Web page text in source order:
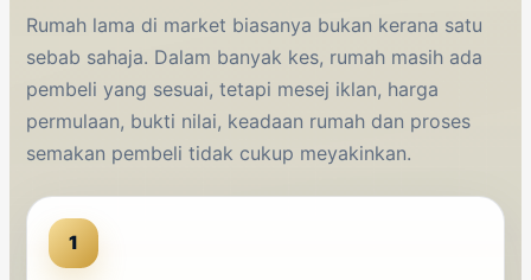
Rumah lama di market biasanya bukan kerana satu
sebab sahaja. Dalam banyak kes, rumah masih ada
pembeli yang sesuai, tetapi mesej iklan, harga
permulaan, bukti nilai, keadaan rumah dan proses
semakan pembeli tidak cukup meyakinkan.
1